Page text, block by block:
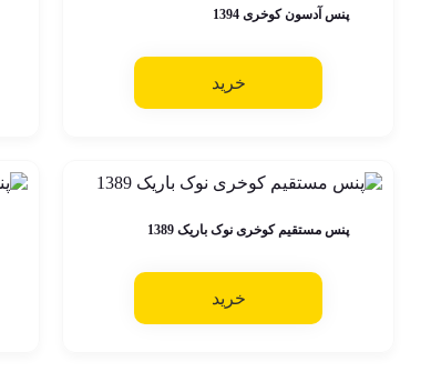
پنس آدسون کوخری 1394
خرید
پنس مستقیم کوخری نوک باریک 1389
خرید